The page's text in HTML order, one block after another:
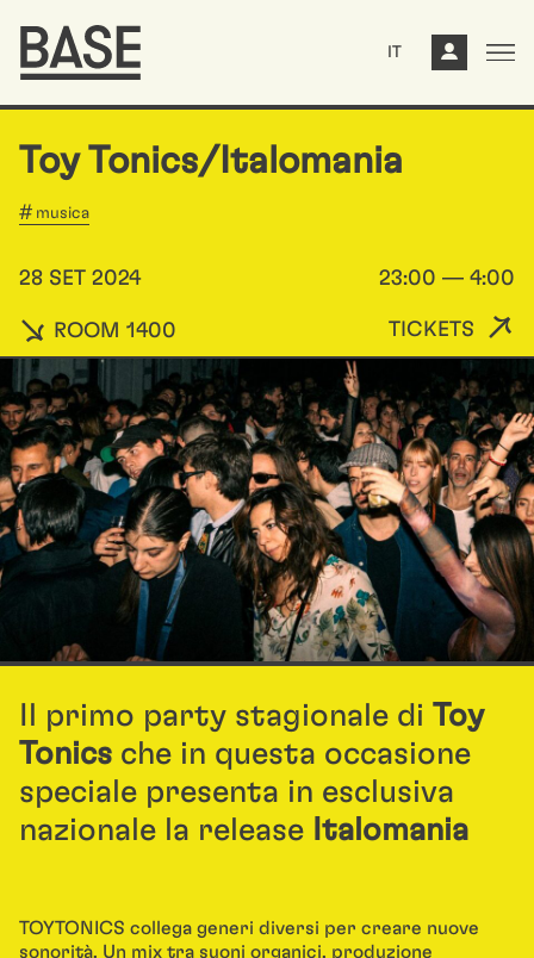
IT
Toy Tonics/Italomania
musica
28 SET 2024 23:00 — 4:00
ROOM 1400 TICKETS
Il primo party stagionale di Toy
Tonics che in questa occasione
speciale presenta in esclusiva
nazionale la release Italomania
TOYTONICS collega generi diversi per creare nuove
sonorità. Un mix tra suoni organici, produzione